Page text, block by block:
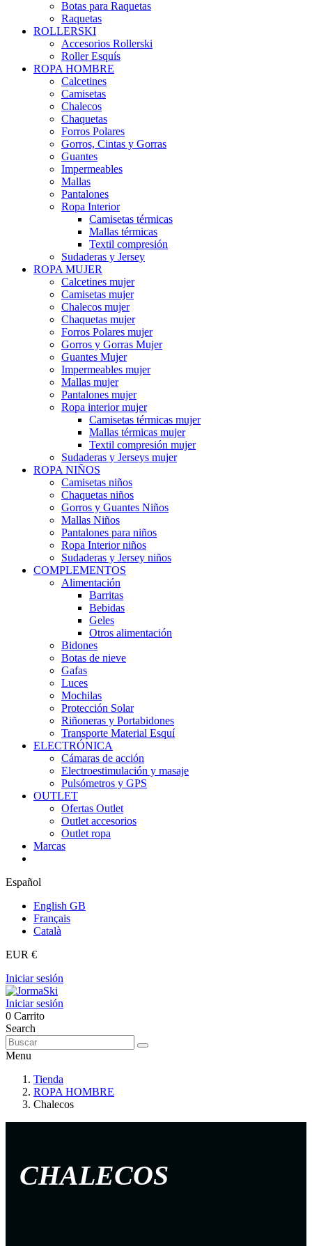
Botas para Raquetas
Raquetas
ROLLERSKI
Accesorios Rollerski
Roller Esquís
ROPA HOMBRE
Calcetines
Camisetas
Chalecos
Chaquetas
Forros Polares
Gorros, Cintas y Gorras
Guantes
Impermeables
Mallas
Pantalones
Ropa Interior
Camisetas térmicas
Mallas térmicas
Textil compresión
Sudaderas y Jersey
ROPA MUJER
Calcetines mujer
Camisetas mujer
Chalecos mujer
Chaquetas mujer
Forros Polares mujer
Gorros y Gorras Mujer
Guantes Mujer
Impermeables mujer
Mallas mujer
Pantalones mujer
Ropa interior mujer
Camisetas térmicas mujer
Mallas térmicas mujer
Textil compresión mujer
Sudaderas y Jerseys mujer
ROPA NIÑOS
Camisetas niños
Chaquetas niños
Gorros y Guantes Niños
Mallas Niños
Pantalones para niños
Ropa Interior niños
Sudaderas y Jersey niños
COMPLEMENTOS
Alimentación
Barritas
Bebidas
Geles
Otros alimentación
Bidones
Botas de nieve
Gafas
Luces
Mochilas
Protección Solar
Riñoneras y Portabidones
Transporte Material Esquí
ELECTRÓNICA
Cámaras de acción
Electroestimulación y masaje
Pulsómetros y GPS
OUTLET
Ofertas Outlet
Outlet accesorios
Outlet ropa
Marcas
Español
English GB
Français
Català
EUR €
Iniciar sesión
Iniciar sesión
0 Carrito
Search
Menu
Tienda
ROPA HOMBRE
Chalecos
CHALECOS